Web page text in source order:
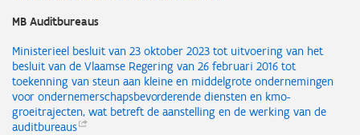
MB Auditbureaus
Ministerieel besluit van 23 oktober 2023 tot uitvoering van het
besluit van de Vlaamse Regering van 26 februari 2016 tot
toekenning van steun aan kleine en middelgrote ondernemingen
voor ondernemerschapsbevorderende diensten en kmo-
groeitrajecten, wat betreft de aanstelling en de werking van de
auditbureaus